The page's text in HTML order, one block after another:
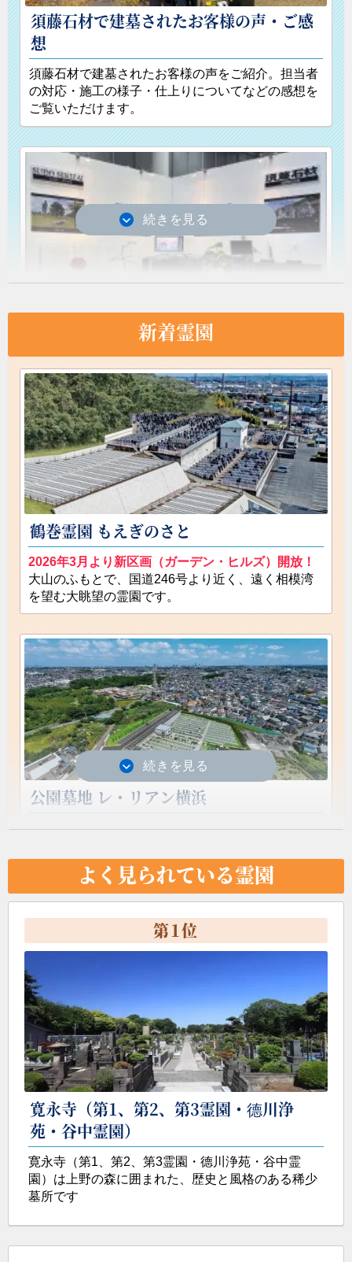
須藤石材で建墓されたお客様の声・ご感
想
須藤石材で建墓されたお客様の声をご紹介。担当者
の対応・施工の様子・仕上りについてなどの感想を
ご覧いただけます。
東京 2026」出展 ～GLASS×STONE～
伝統の技術が生み出す、石材と光学ガラスを用いた
新しいデザイン。多くのお客様にご来場いただきま
した。
ガラスのお墓
ました。レザータッチ加工・ブロンズを組合わせた
お墓もご覧いただけます。
ご自宅に居ながら霊園の風景をご覧いただけます。
新着霊園
鶴巻霊園 もえぎのさと
2026年3月より新区画（ガーデン・ヒルズ）開放！
大山のふもとで、国道246号より近く、遠く相模湾
を望む大眺望の霊園です。
公園墓地 レ・リアン横浜
2025年3月20日より新規開園！
が誕生しました。
東京メモリアルパーク
2024年3月新規開園！
多摩丘陵の豊かな自然に囲まれた交通至便な好環境
な霊園です。
よく見られている霊園
第1位
寛永寺（第1、第2、第3霊園・德川浄
苑・谷中霊園）
寛永寺（第1、第2、第3霊園・德川浄苑・谷中霊
園）は上野の森に囲まれた、歴史と風格のある稀少
墓所です